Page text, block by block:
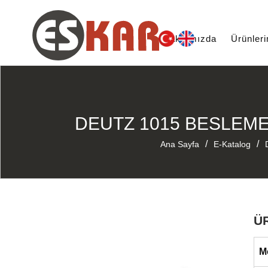
Hakkımızda
DEUTZ 1015
Ana Sayfa / E-Katalog /